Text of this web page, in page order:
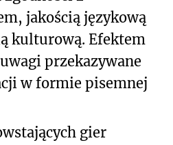
jakością językową
kulturową. Efektem
przekazywane
w formie pisemnej
gier